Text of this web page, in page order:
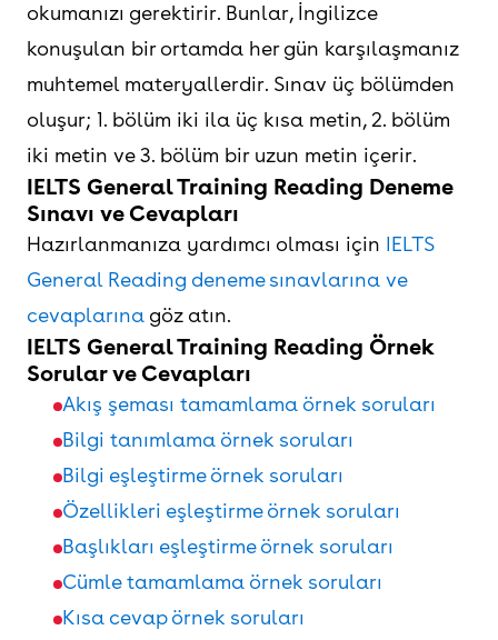
okumanızı gerektirir. Bunlar, İngilizce
konuşulan bir ortamda her gün karşılaşmanız
muhtemel materyallerdir. Sınav üç bölümden
oluşur; 1. bölüm iki ila üç kısa metin, 2. bölüm
iki metin ve 3. bölüm bir uzun metin içerir.
IELTS General Training Reading Deneme
Sınavı ve Cevapları
Hazırlanmanıza yardımcı olması için IELTS
General Reading deneme sınavlarına ve
cevaplarına göz atın.
IELTS General Training Reading Örnek
Sorular ve Cevapları
Akış şeması tamamlama örnek soruları
Bilgi tanımlama örnek soruları
Bilgi eşleştirme örnek soruları
Özellikleri eşleştirme örnek soruları
Başlıkları eşleştirme örnek soruları
Cümle tamamlama örnek soruları
Kısa cevap örnek soruları